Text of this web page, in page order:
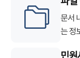
문서
는 정